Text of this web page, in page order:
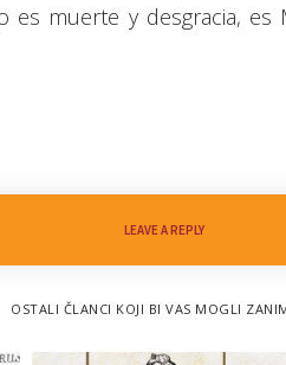
es muerte y desgracia, es
LEAVE A REPLY
OSTALI ČLANCI KOJI BI VAS MOGLI